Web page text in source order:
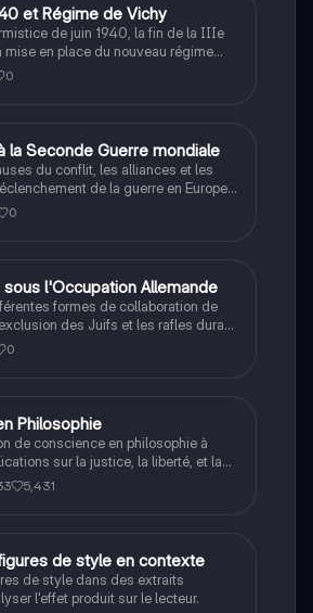
et Régime de Vichy
de juin 1940, la fin de la IIIe
mise en place du nouveau régime
Pétain.
0
la Seconde Guerre mondiale
du conflit, les alliances et les
de la guerre en Europe
0
l'Occupation Allemande
formes de collaboration de
des Juifs et les rafles durant
mondiale.
0
Philosophie
de conscience en philosophie à
sur la justice, la liberté, et la
fiche de révision aborde les
sur la conscience, le cogito, et
cherchant à approfondir leur
enjeux éthiques et existentiels.
5,431
de style en contexte
de style dans des extraits
l'effet produit sur le lecteur.